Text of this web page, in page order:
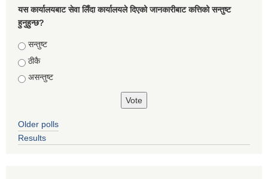
यस कार्यालयबाट सेवा लिँदा कार्यालयले दिएको जानकारीबाट कत्तिको सन्तुष्ट
हुनुहुन्छ?
Choices
सन्तुष्ट
ठीकै
असन्तुष्ट
Older polls
Results